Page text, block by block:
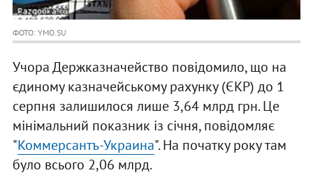
ФОТО: YMO.SU
Учора Держказначейство повідомило, що на
єдиному казначейському рахунку (ЄКР) до 1
серпня залишилося лише 3,64 млрд грн. Це
мінімальний показник із січня, повідомляє
"Коммерсантъ-Украина". На початку року там
було всього 2,06 млрд.